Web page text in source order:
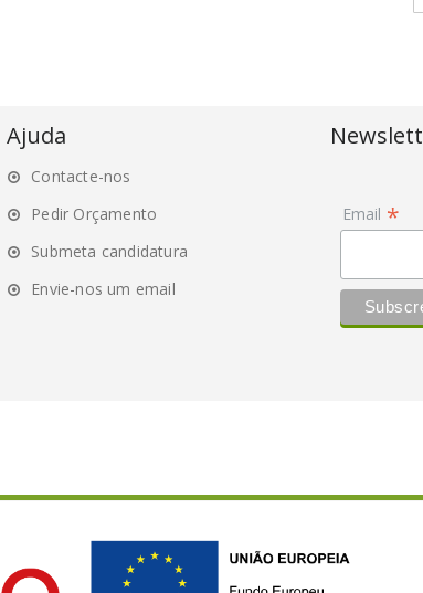
Ajuda
Contacte-nos
Pedir Orçamento
Submeta candidatura
Envie-nos um email
Email *